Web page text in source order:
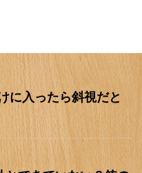
に入ったら斜視だと